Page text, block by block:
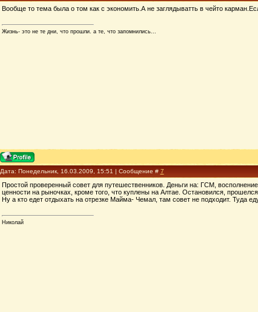
Вообще то тема была о том как с экономить.А не заглядыватть в чейто
Жизнь- это не те дни, что прошли. а те, что запомнились...
Дата: Понедельник, 16.03.2009, 15:51 | Сообщение # 7
Простой проверенный совет для путешественников. Деньги на: ГСМ,
ценности на рыночках, кроме того, что куплены на Алтае. Остановился,
Ну а кто едет отдыхать на отрезке Майма- Чемал, там совет не подходит. Туда
Николай